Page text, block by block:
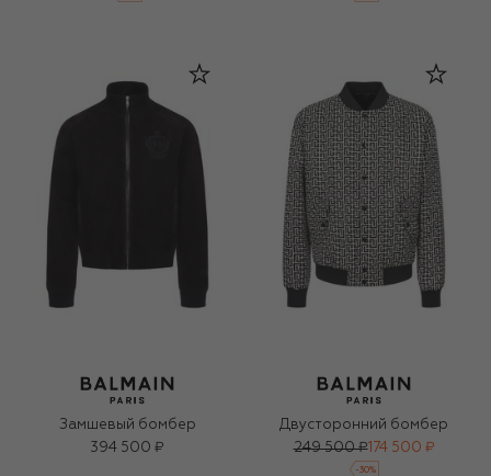
Замшевый бомбер
394 500 ₽
Двусторонний бомбер
249 500 ₽174 500 ₽
-30%